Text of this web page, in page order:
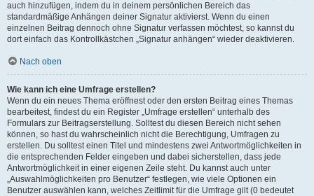
auch hinzufügen, indem du in deinem persönlichen Bereich das
standardmäßige Anhängen deiner Signatur aktivierst. Wenn du einen
einzelnen Beitrag dennoch ohne Signatur verfassen möchtest, so kannst du
dort einfach das Kontrollkästchen „Signatur anhängen“ wieder deaktivieren.
Nach oben
Wie kann ich eine Umfrage erstellen?
Wenn du ein neues Thema eröffnest oder den ersten Beitrag eines Themas
bearbeitest, findest du ein Register „Umfrage erstellen“ unterhalb des
Formulars zur Beitragserstellung. Solltest du diesen Bereich nicht sehen
können, so hast du wahrscheinlich nicht die Berechtigung, Umfragen zu
erstellen. Du solltest einen Titel und mindestens zwei Antwortmöglichkeiten in
die entsprechenden Felder eingeben und dabei sicherstellen, dass jede
Antwortmöglichkeit in einer eigenen Zeile steht. Du kannst auch unter
„Auswahlmöglichkeiten pro Benutzer“ festlegen, wie viele Optionen ein
Benutzer auswählen kann, welches Zeitlimit für die Umfrage gilt (0 bedeutet